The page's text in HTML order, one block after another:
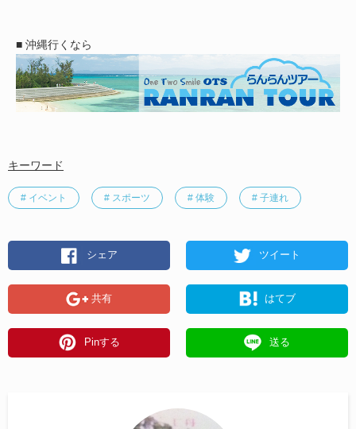
■ 沖縄行くなら
キーワード
# イベント # スポーツ # 体験 # 子連れ
シェア ツイート
共有 はてブ
Pinする 送る